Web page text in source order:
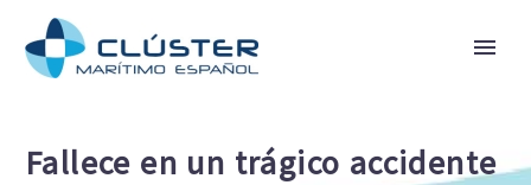
Fallece en un trágico accidente